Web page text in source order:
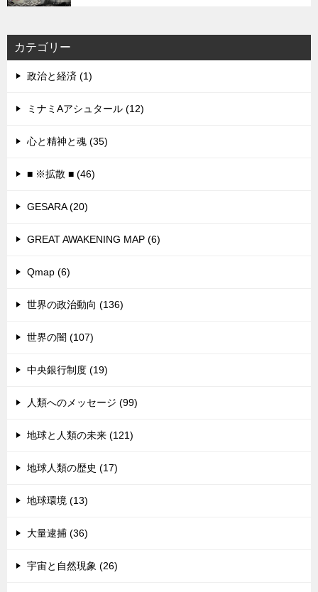
カテゴリー
政治と経済 (1)
ミナミAアシュタール (12)
心と精神と魂 (35)
■ ※拡散 ■ (46)
GESARA (20)
GREAT AWAKENING MAP (6)
Qmap (6)
世界の政治動向 (136)
世界の闇 (107)
中央銀行制度 (19)
人類へのメッセージ (99)
地球と人類の未来 (121)
地球人類の歴史 (17)
地球環境 (13)
大量逮捕 (36)
宇宙と自然現象 (26)